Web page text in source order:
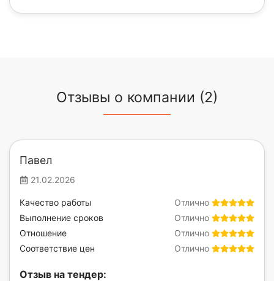
Отзывы о компании (2)
Павел
21.02.2026
Отлично
Качество работы
Отлично
Выполнение сроков
Отлично
Отношение
Отлично
Соответствие цен
Отзыв на тендер: